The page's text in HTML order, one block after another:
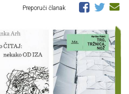
Preporuči članak